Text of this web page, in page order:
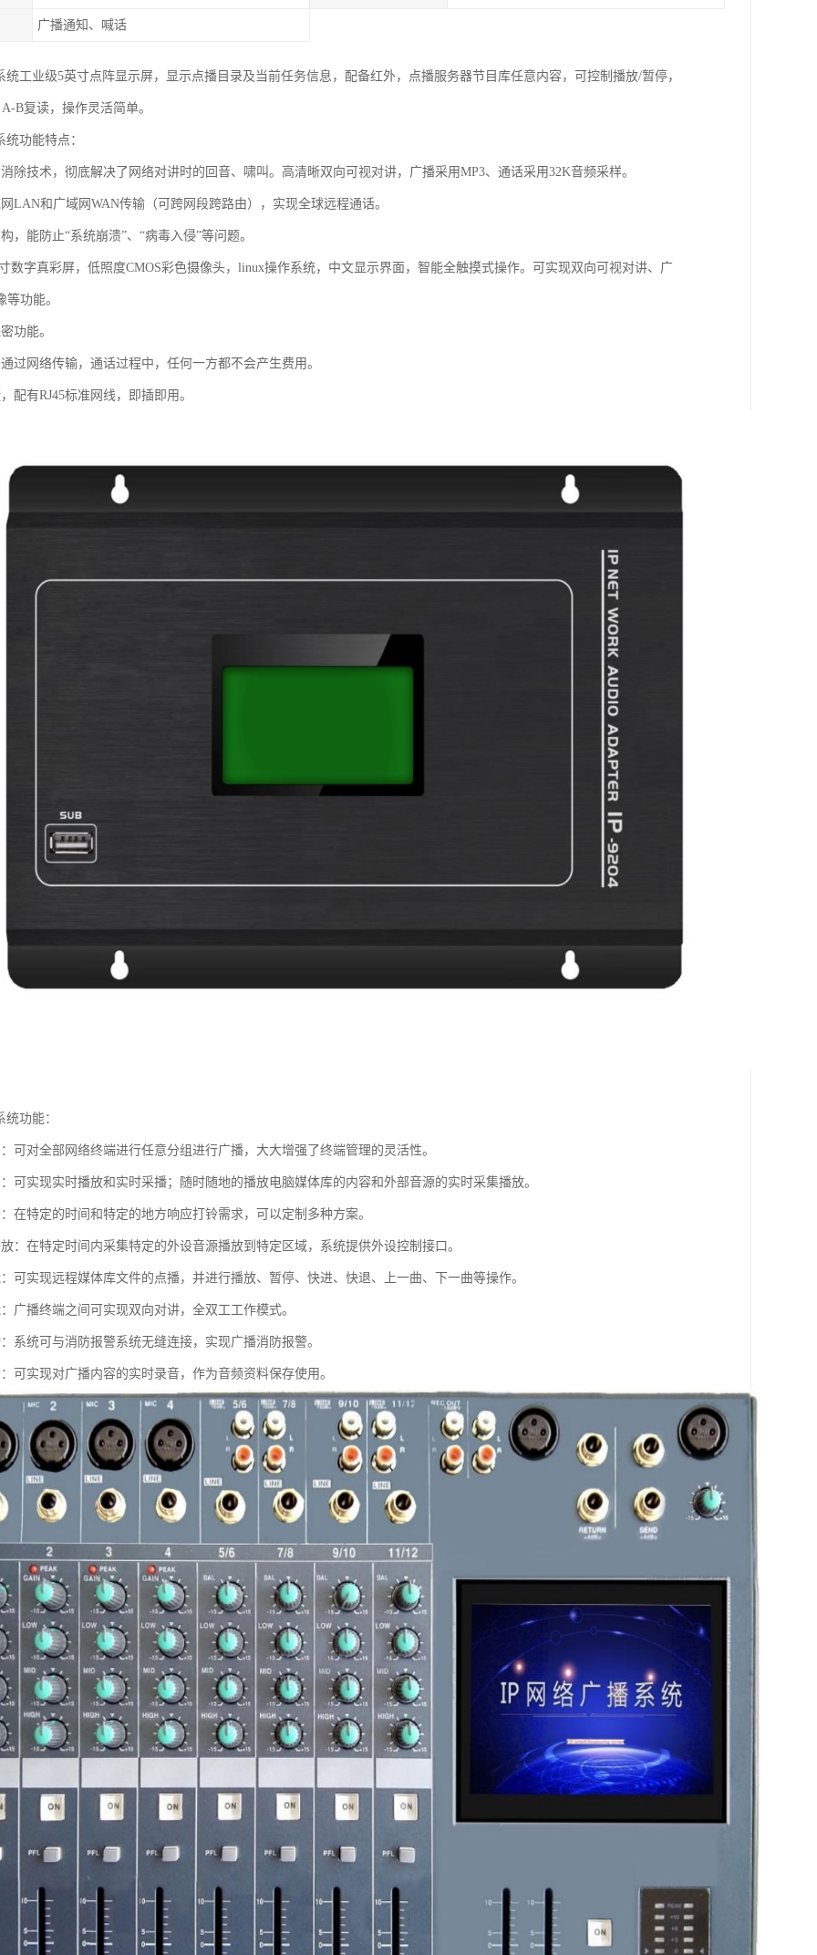
广播通知、喊话
统工业级5英寸点阵显示屏，显示点播目录及当前任务信息，配备红外，点播服务器节目库任意内容，可控制播放/暂停，
B复读，操作灵活简单。
功能特点：
除技术，彻底解决了网络对讲时的回音、啸叫。高清晰双向可视对讲，广播采用MP3、通话采用32K音频采样。
LAN和广域网WAN传输（可跨网段跨路由），实现全球远程通话。
，能防止“系统崩溃”、“病毒入侵”等问题。
数字真彩屏，低照度CMOS彩色摄像头，linux操作系统，中文显示界面，智能全触摸式操作。可实现双向可视对讲、广
等功能。
功能。
过网络传输，通话过程中，任何一方都不会产生费用。
配有RJ45标准网线，即插即用。
功能：
可对全部网络终端进行任意分组进行广播，大大增强了终端管理的灵活性。
可实现实时播放和实时采播；随时随地的播放电脑媒体库的内容和外部音源的实时采集播放。
在特定的时间和特定的地方响应打铃需求，可以定制多种方案。
：在特定时间内采集特定的外设音源播放到特定区域，系统提供外设控制接口。
可实现远程媒体库文件的点播，并进行播放、暂停、快进、快退、上一曲、下一曲等操作。
广播终端之间可实现双向对讲，全双工工作模式。
系统可与消防报警系统无缝连接，实现广播消防报警。
可实现对广播内容的实时录音，作为音频资料保存使用。